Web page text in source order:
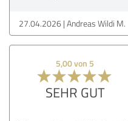
27.04.2026 Andreas Wildi M.
5,00 von 5
SEHR GUT